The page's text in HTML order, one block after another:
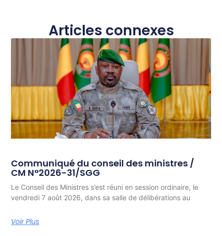
Articles connexes
Communiqué du conseil des ministres /
CM N°2026-31/SGG
Le Conseil des Ministres s’est réuni en session ordinaire, le
vendredi 7 août 2026, dans sa salle de délibérations au
Voir Plus